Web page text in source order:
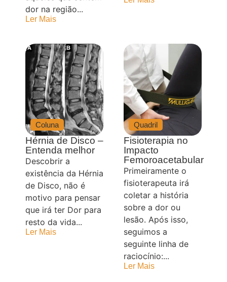
dor na região...
Ler Mais
Coluna
Hérnia de Disco –
Entenda melhor
Descobrir a
existência da Hérnia
de Disco, não é
motivo para pensar
que irá ter Dor para
resto da vida...
Ler Mais
Quadril
Fisioterapia no
Impacto
Femoroacetabular
Primeiramente o
fisioterapeuta irá
coletar a história
sobre a dor ou
lesão. Após isso,
seguimos a
seguinte linha de
raciocínio:...
Ler Mais